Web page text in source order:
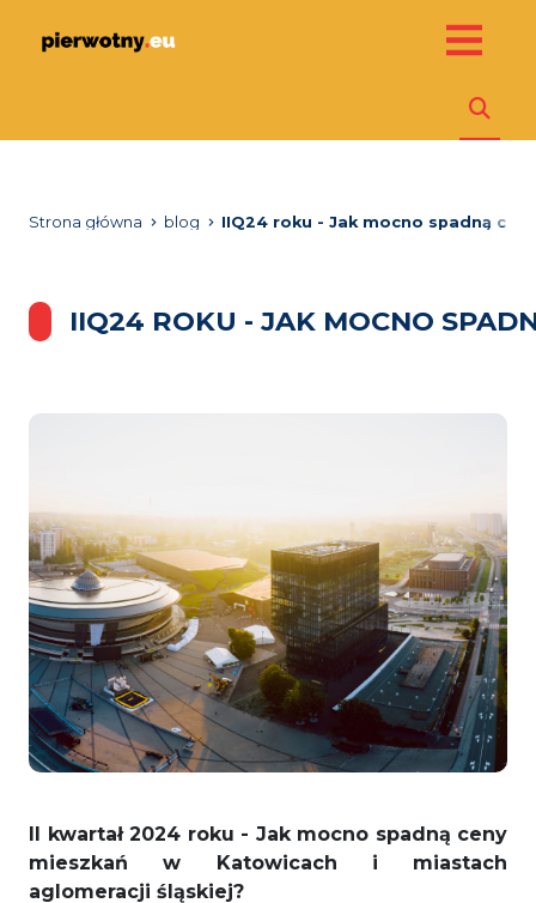
Strona główna blog IIQ24 roku - Jak mocno spadną
IIQ24 ROKU - JAK MOCNO
II kwartał 2024 roku - Jak mocno spadną ceny
mieszkań w Katowicach i miastach
aglomeracji śląskiej?